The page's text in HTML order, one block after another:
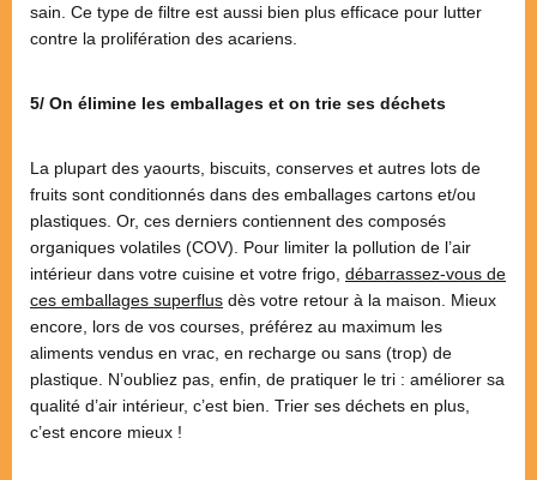
sain. Ce type de filtre est aussi bien plus efficace pour lutter
contre la prolifération des acariens.
5/ On élimine les emballages et on trie ses déchets
La plupart des yaourts, biscuits, conserves et autres lots de
fruits sont conditionnés dans des emballages cartons et/ou
plastiques. Or, ces derniers contiennent des composés
organiques volatiles (COV). Pour limiter la pollution de l’air
intérieur dans votre cuisine et votre frigo, débarrassez-vous de
ces emballages superflus dès votre retour à la maison. Mieux
encore, lors de vos courses, préférez au maximum les
aliments vendus en vrac, en recharge ou sans (trop) de
plastique. N’oubliez pas, enfin, de pratiquer le tri : améliorer sa
qualité d’air intérieur, c’est bien. Trier ses déchets en plus,
c’est encore mieux !